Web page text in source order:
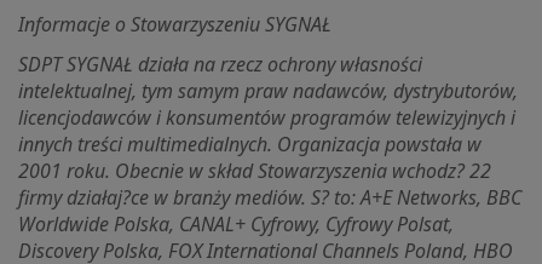
Informacje o Stowarzyszeniu SYGNAŁ
SDPT SYGNAŁ działa na rzecz ochrony własności
intelektualnej, tym samym praw nadawców, dystrybutorów,
licencjodawców i konsumentów programów telewizyjnych i
innych treści multimedialnych. Organizacja powstała w
2001 roku. Obecnie w skład Stowarzyszenia wchodz? 22
firmy działaj?ce w branży mediów. S? to: A+E Networks, BBC
Worldwide Polska, CANAL+ Cyfrowy, Cyfrowy Polsat,
Discovery Polska, FOX International Channels Poland, HBO